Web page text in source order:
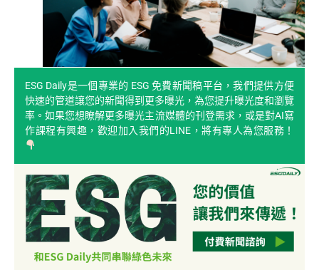
ESG Daily是一個專業的 ESG 免費新聞稿平台，我們提供方便
快速的管道讓您的新聞得到更多曝光，為您提升曝光度和瀏覽
率。如果您想瞭解更多曝光主流媒體的刊登需求，或是對AI寫
作課程有興趣，歡迎加入我們的LINE，將有專人為您服務！